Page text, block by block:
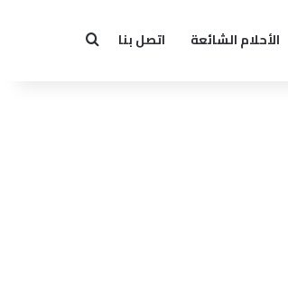
الأحلام الشائعة اتصل بنا بحث عن